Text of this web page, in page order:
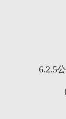
6.2.5
（